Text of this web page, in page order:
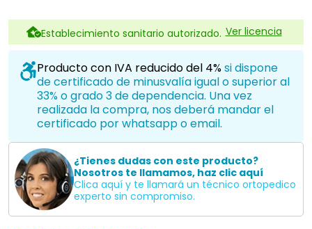
Establecimiento sanitario autorizado. Ver licencia
Producto con IVA reducido del 4%si dispone
de certificado de minusvalía igual o superior al
33% o grado 3 de dependencia. Una vez
realizada la compra, nos deberá mandar el
certificado por whatsapp o email.
¿Tienes dudas con este producto?
Nosotros te llamamos, haz clic aquí
Clica aquí y te llamará un técnico ortopedico
experto sin compromiso.